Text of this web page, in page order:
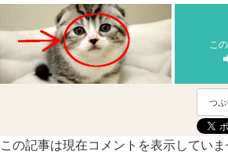
こ
つぶ
この記事は現在コメントを表示していま